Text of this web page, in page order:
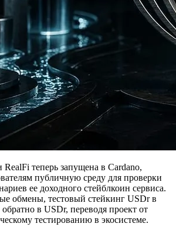
RealFi теперь запущена в Cardano,
публичную среду для проверки
ее доходного стейблкоин сервиса.
обмены, тестовый стейкинг USDr в
в USDr, переводя проект от
тестированию в экосистеме.